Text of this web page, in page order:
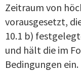
Zeitraum von
vorausgesetzt,
10.1 b)
und hält die im
Bedingungen ein.